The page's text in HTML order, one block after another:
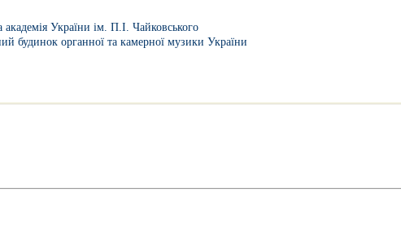
України ім. П.І. Чайковського
будинок органної та камерної музики України